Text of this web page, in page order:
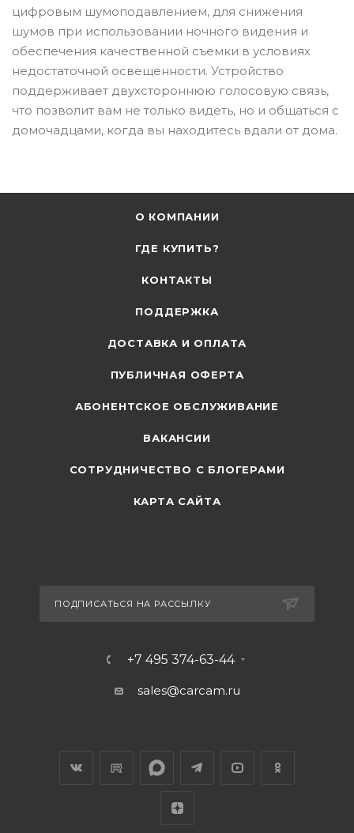
цифровым шумоподавлением, для снижения
шумов при использовании ночного видения и
обеспечения качественной съемки в условиях
недостаточной освещенности. Устройство
поддерживает двухстороннюю голосовую связь,
что позволит вам не только видеть, но и общаться с
домочадцами, когда вы находитесь вдали от дома.
О КОМПАНИИ
ГДЕ КУПИТЬ?
КОНТАКТЫ
ПОДДЕРЖКА
ДОСТАВКА И ОПЛАТА
ПУБЛИЧНАЯ ОФЕРТА
АБОНЕНТСКОЕ ОБСЛУЖИВАНИЕ
ВАКАНСИИ
СОТРУДНИЧЕСТВО С БЛОГЕРАМИ
КАРТА САЙТА
ПОДПИСАТЬСЯ НА РАССЫЛКУ
+7 495 374-63-44
sales@carcam.ru